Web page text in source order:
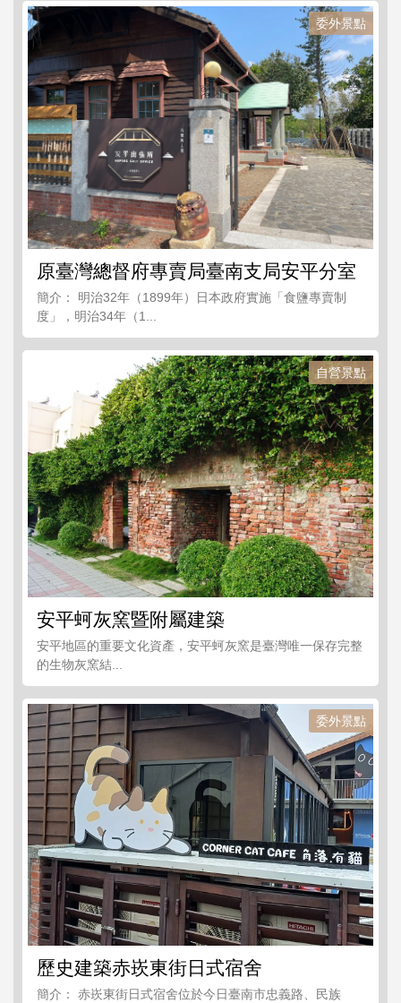
委外景點
原臺灣總督府專賣局臺南支局安平分室
簡介： 明治32年（1899年）日本政府實施「食鹽專賣制
度」，明治34年（1...
自營景點
安平蚵灰窯暨附屬建築
安平地區的重要文化資產，安平蚵灰窯是臺灣唯一保存完整
的生物灰窯結...
委外景點
歷史建築赤崁東街日式宿舍
簡介： 赤崁東街日式宿舍位於今日臺南市忠義路、民族